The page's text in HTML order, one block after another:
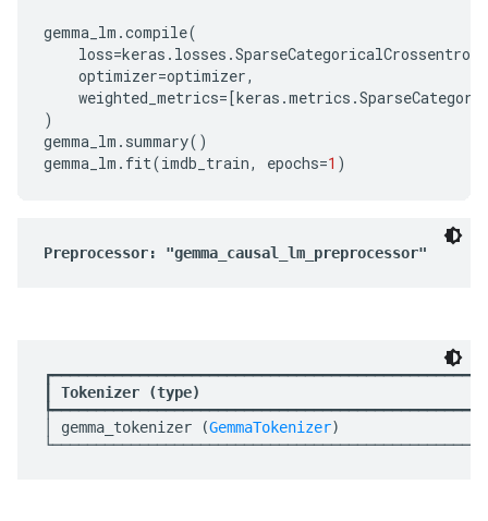
gemma_lm .compile(
loss=keras . losses .SparseCategoricalCrossentropy
optimizer=optimizer,
weighted_metrics=[keras .metrics .
)
gemma_lm . summary()
gemma_lm . fit(imdb_train, epochs=1 )